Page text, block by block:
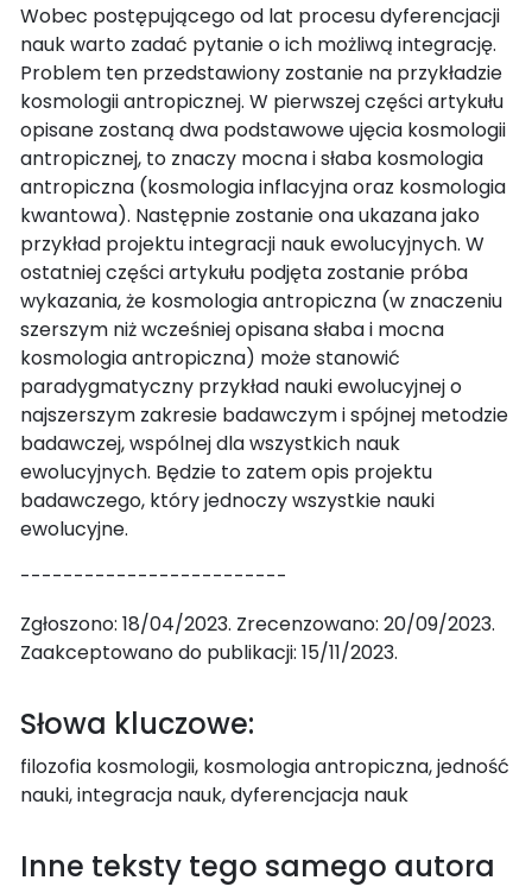
Wobec postępującego od lat procesu dyferencjacji
nauk warto zadać pytanie o ich możliwą integrację.
Problem ten przedstawiony zostanie na przykładzie
kosmologii antropicznej. W pierwszej części artykułu
opisane zostaną dwa podstawowe ujęcia kosmologii
antropicznej, to znaczy mocna i słaba kosmologia
antropiczna (kosmologia inflacyjna oraz kosmologia
kwantowa). Następnie zostanie ona ukazana jako
przykład projektu integracji nauk ewolucyjnych. W
ostatniej części artykułu podjęta zostanie próba
wykazania, że kosmologia antropiczna (w znaczeniu
szerszym niż wcześniej opisana słaba i mocna
kosmologia antropiczna) może stanowić
paradygmatyczny przykład nauki ewolucyjnej o
najszerszym zakresie badawczym i spójnej metodzie
badawczej, wspólnej dla wszystkich nauk
ewolucyjnych. Będzie to zatem opis projektu
badawczego, który jednoczy wszystkie nauki
ewolucyjne.
-------------------------
Zgłoszono: 18/04/2023. Zrecenzowano: 20/09/2023.
Zaakceptowano do publikacji: 15/11/2023.
Słowa kluczowe:
filozofia kosmologii, kosmologia antropiczna, jedność
nauki, integracja nauk, dyferencjacja nauk
Inne teksty tego samego autora